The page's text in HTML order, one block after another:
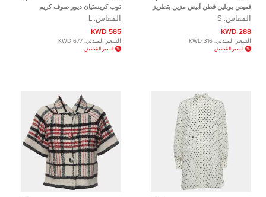
قميص بوبلين قطن أبيض مزين بتطريز
CD من ديور مقاس صغير
المقاس: S
288 KWD
السعر المبدئي: 316 KWD
السعر المُخفض
توب كريستيان ديور صوف كريم
مزدوج الصدر مقاس كبير (لارج)
المقاس: L
585 KWD
السعر المبدئي: 677 KWD
السعر المُخفض